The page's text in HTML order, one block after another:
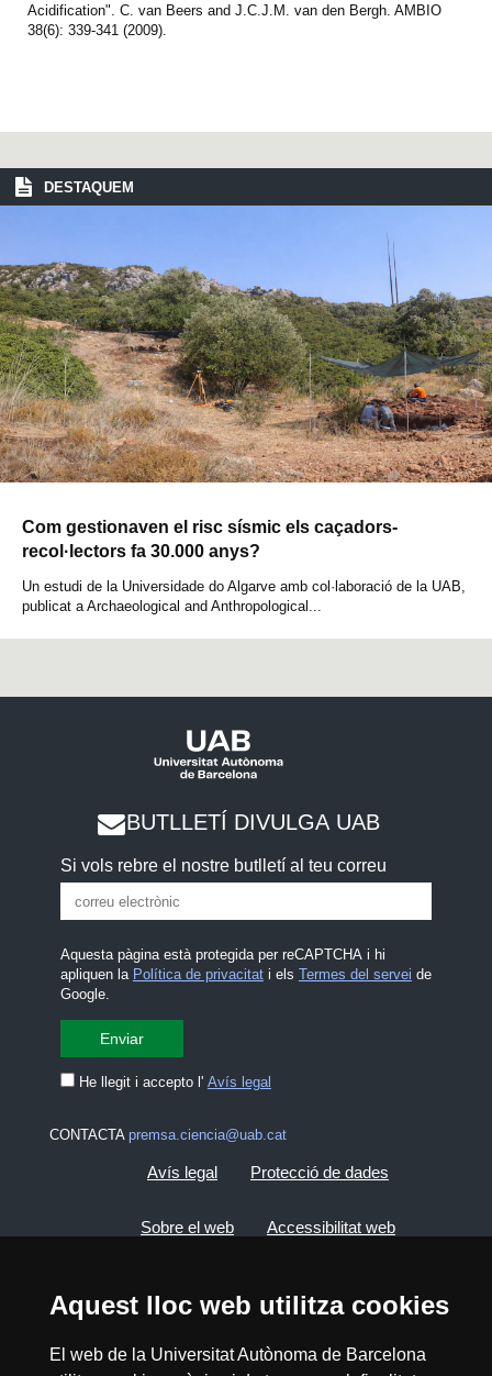
Aquest lloc web utilitza cookies
El web de la Universitat Autònoma de Barcelona
Acidification". C. van Beers and J.C.J.M. van den Bergh. AMBIO
38(6): 339-341 (2009).
DESTAQUEM
Com gestionaven el risc sísmic els caçadors-
recol·lectors fa 30.000 anys?
Un estudi de la Universidade do Algarve amb col·laboració de la UAB,
publicat a Archaeological and Anthropological...
BUTLLETÍ DIVULGA UAB
Si vols rebre el nostre butlletí al teu correu
Aquesta pàgina està protegida per reCAPTCHA i hi
apliquen la Política de privacitati els Termes del servei de
Google.
He llegit i accepto l' Avís legal
CONTACTA premsa.ciencia@uab.cat
Avís legal Protecció de dades
Sobre el web Accessibilitat web
2026 Divulga UAB - Creative Commons